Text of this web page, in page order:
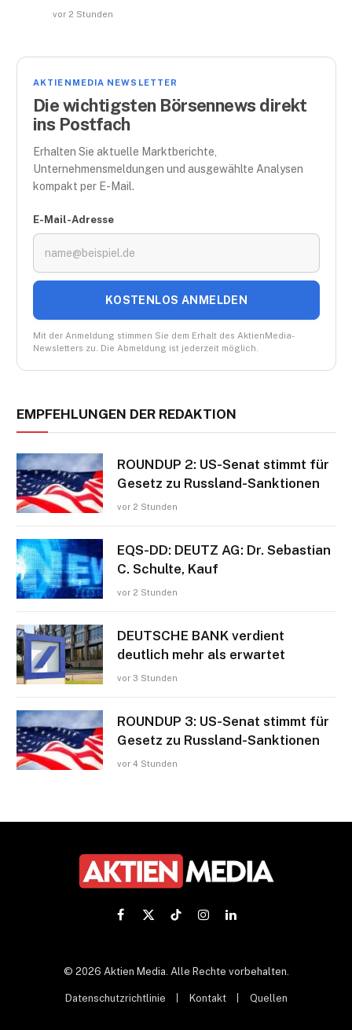
vor 2 Stunden
AKTIENMEDIA NEWSLETTER
Die wichtigsten Börsennews direkt
ins Postfach
Erhalten Sie aktuelle Marktberichte,
Unternehmensmeldungen und ausgewählte Analysen
kompakt per E-Mail.
E-Mail-Adresse
KOSTENLOS ANMELDEN
Mit der Anmeldung stimmen Sie dem Erhalt des AktienMedia-
Newsletters zu. Die Abmeldung ist jederzeit möglich.
EMPFEHLUNGEN DER REDAKTION
ROUNDUP 2: US-Senat stimmt für
Gesetz zu Russland-Sanktionen
vor 2 Stunden
EQS-DD: DEUTZ AG: Dr. Sebastian
C. Schulte, Kauf
vor 2 Stunden
DEUTSCHE BANK verdient
deutlich mehr als erwartet
vor 3 Stunden
ROUNDUP 3: US-Senat stimmt für
Gesetz zu Russland-Sanktionen
vor 4 Stunden
Facebook
X
TikTokInstagramLinkedIn
© 2026 Aktien Media. Alle Rechte vorbehalten.
Datenschutzrichtlinie Kontakt Quellen